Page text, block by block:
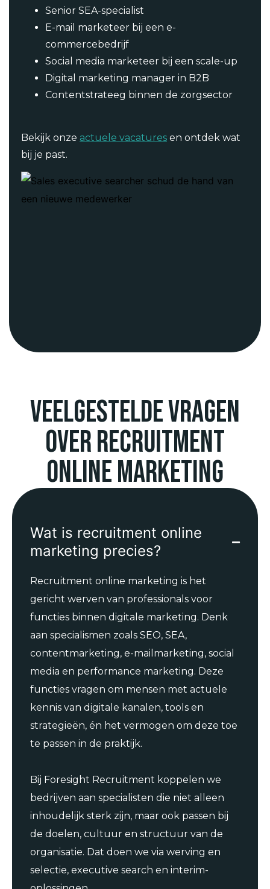
Senior SEA-specialist
E-mail marketeer bij een e-
commercebedrijf
Social media marketeer bij een scale-up
Digital marketing manager in B2B
Contentstrateeg binnen de zorgsector
Bekijk onze actuele vacatures en ontdek wat
bij je past.
Veelgestelde vragen
over recruitment
online marketing
Wat is recruitment online
marketing precies?
Recruitment online marketing is het
gericht werven van professionals voor
functies binnen digitale marketing. Denk
aan specialismen zoals SEO, SEA,
contentmarketing, e-mailmarketing, social
media en performance marketing. Deze
functies vragen om mensen met actuele
kennis van digitale kanalen, tools en
strategieën, én het vermogen om deze toe
te passen in de praktijk.
Bij Foresight Recruitment koppelen we
bedrijven aan specialisten die niet alleen
inhoudelijk sterk zijn, maar ook passen bij
de doelen, cultuur en structuur van de
organisatie. Dat doen we via werving en
selectie, executive search en interim-